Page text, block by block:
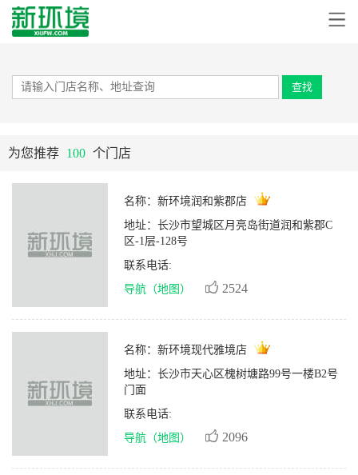
查找
为您推荐 100 个门店
名称： 新环境润和紫郡店
地址： 长沙市望城区月亮岛街道润和紫郡C
区-1层-128号
联系电话:
导航（地图）
2524
名称： 新环境现代雅境店
地址： 长沙市天心区槐树塘路99号一楼B2号
门面
联系电话:
导航（地图）
2096